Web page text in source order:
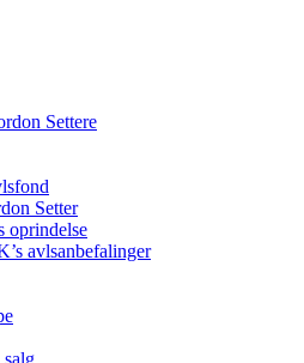
Settere
Setter
oprindelse
avlsanbefalinger